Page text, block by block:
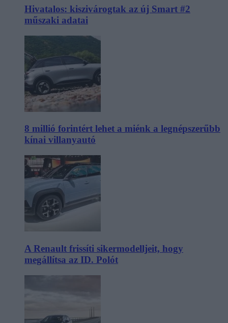
Hivatalos: kiszivárogtak az új Smart #2
műszaki adatai
8 millió forintért lehet a miénk a legnépszerűbb
kínai villanyautó
A Renault frissíti sikermodelljeit, hogy
megállítsa az ID. Polót